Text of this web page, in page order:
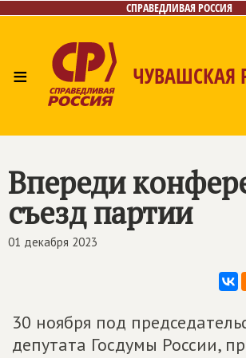
СПРАВЕДЛИВАЯ РОССИЯ
≡ ЧУВАШСКАЯ
Контакты
Впереди
съезд партии
01 декабря 2023
30 ноября под
депутата Госдумы России,